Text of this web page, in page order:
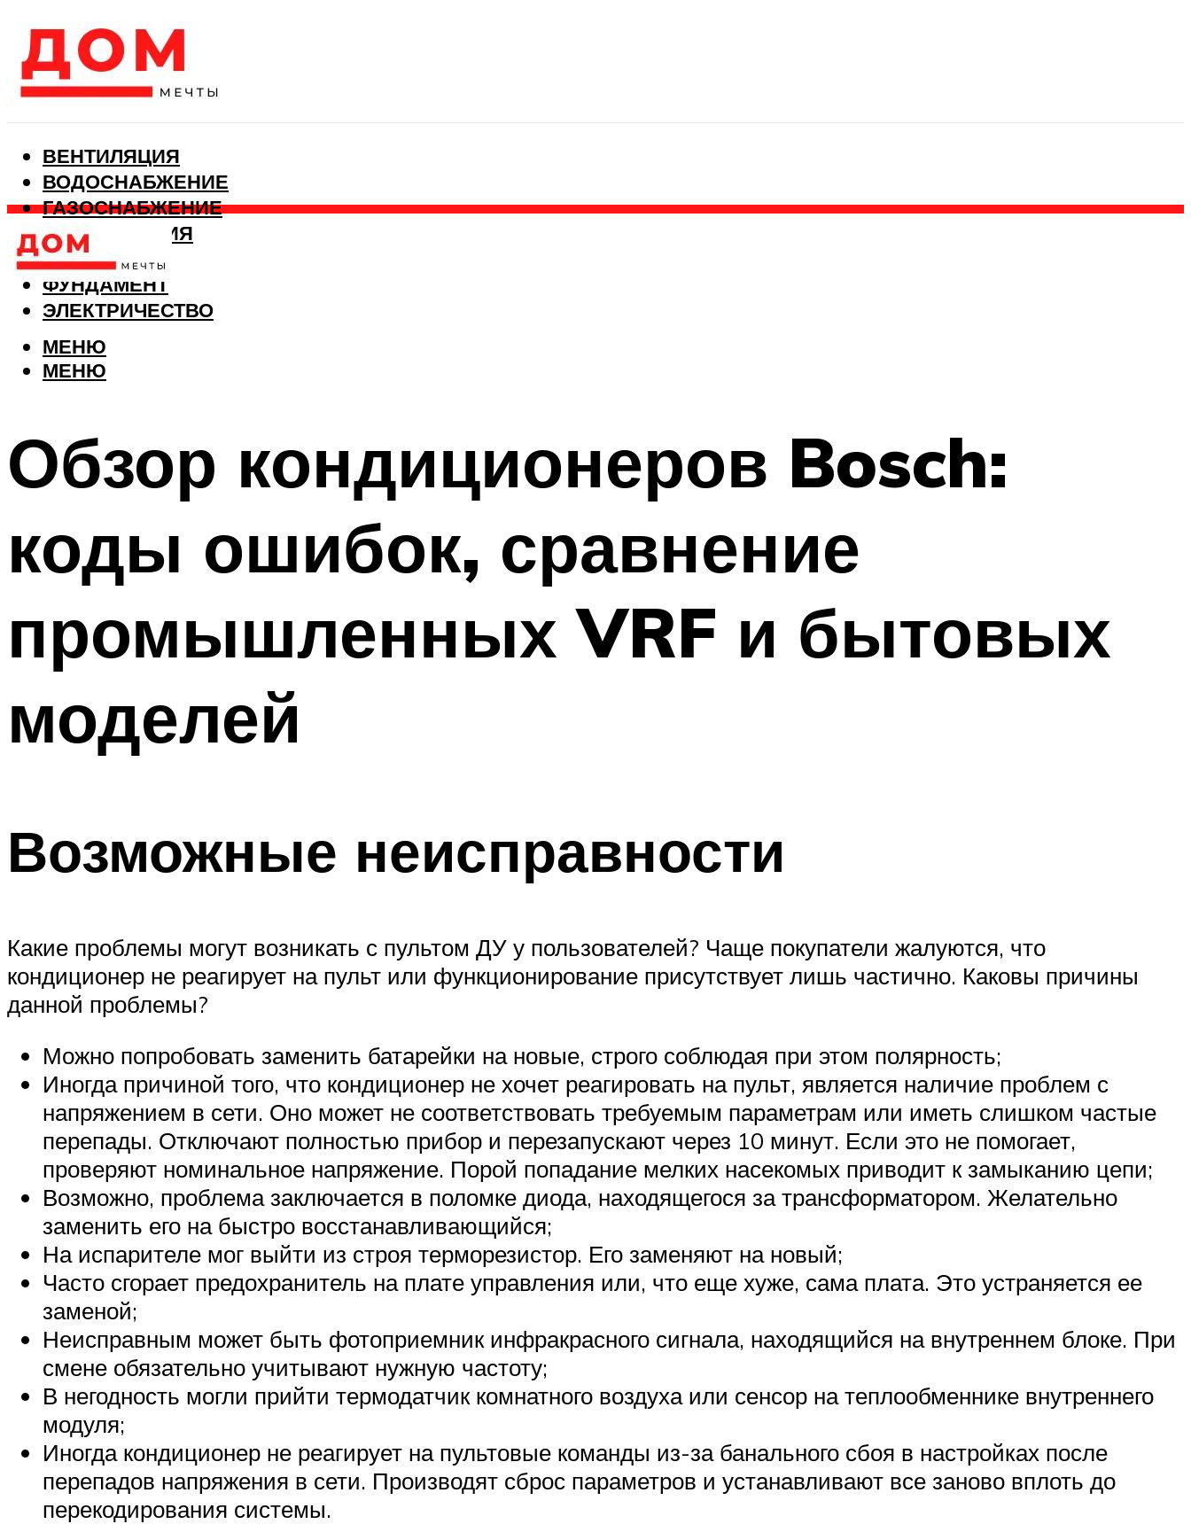
ВЕНТИЛЯЦИЯ
ВОДОСНАБЖЕНИЕ
ГАЗОСНАБЖЕНИЕ
КАНАЛИЗАЦИЯ
ОТОПЛЕНИЕ
ФУНДАМЕНТ
ЭЛЕКТРИЧЕСТВО
МЕНЮ
МЕНЮ
Обзор кондиционеров Bosch:
коды ошибок, сравнение
промышленных VRF и бытовых
моделей
Возможные неисправности
Какие проблемы могут возникать с пультом ДУ у пользователей? Чаще покупатели жалуются, что
кондиционер не реагирует на пульт или функционирование присутствует лишь частично. Каковы причины
данной проблемы?
Можно попробовать заменить батарейки на новые, строго соблюдая при этом полярность;
Иногда причиной того, что кондиционер не хочет реагировать на пульт, является наличие проблем с
напряжением в сети. Оно может не соответствовать требуемым параметрам или иметь слишком частые
перепады. Отключают полностью прибор и перезапускают через 10 минут. Если это не помогает,
проверяют номинальное напряжение. Порой попадание мелких насекомых приводит к замыканию цепи;
Возможно, проблема заключается в поломке диода, находящегося за трансформатором. Желательно
заменить его на быстро восстанавливающийся;
На испарителе мог выйти из строя терморезистор. Его заменяют на новый;
Часто сгорает предохранитель на плате управления или, что еще хуже, сама плата. Это устраняется ее
заменой;
Неисправным может быть фотоприемник инфракрасного сигнала, находящийся на внутреннем блоке. При
смене обязательно учитывают нужную частоту;
В негодность могли прийти термодатчик комнатного воздуха или сенсор на теплообменнике внутреннего
модуля;
Иногда кондиционер не реагирует на пультовые команды из-за банального сбоя в настройках после
перепадов напряжения в сети. Производят сброс параметров и устанавливают все заново вплоть до
перекодирования системы.